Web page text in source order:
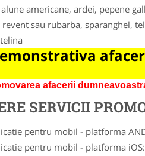
americane, ardei, pepene
revent sau rubarba, sparanghel,
afacerii
SERVICII
pentru mobil - platforma
pentru mobil - platforma iOS: